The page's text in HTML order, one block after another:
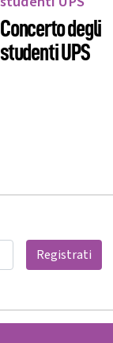
Concerto degli
studenti UPS
Registrati